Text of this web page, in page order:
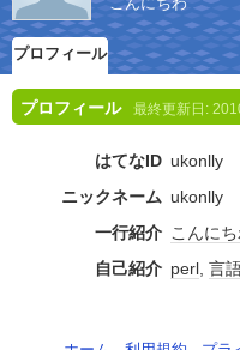
プロフィール
プロフィール 最終更新日:
はてなID ukonlly
ニックネーム ukonlly
一行紹介 こんにち
自己紹介 perl, 言